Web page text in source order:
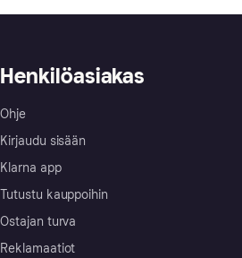
Henkilöasiakas
Ohje
Kirjaudu sisään
Klarna app
Tutustu kauppoihin
Ostajan turva
Reklamaatiot